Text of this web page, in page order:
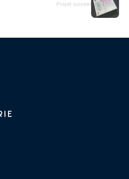
Projet suivant